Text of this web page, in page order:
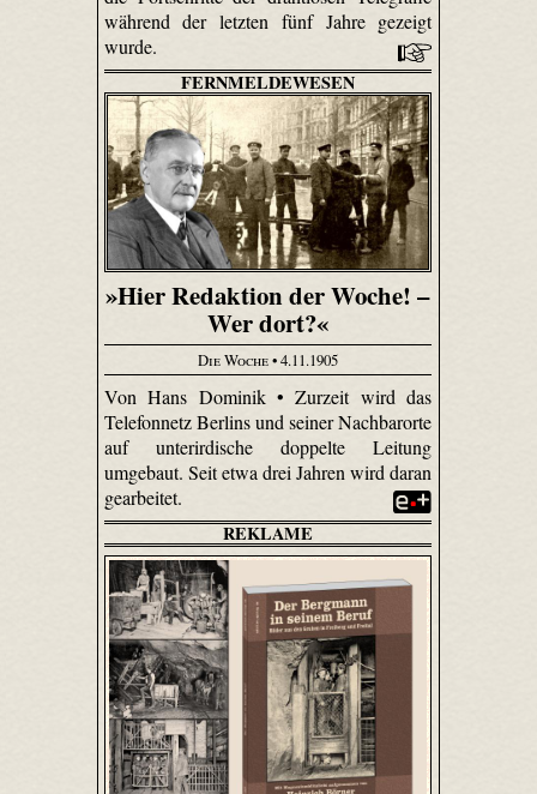
während der letzten fünf Jahre gezeigt
wurde.
FERNMELDEWESEN
»Hier Redaktion der Woche! –
Wer dort?«
Die Woche• 4.11.1905
Von Hans Dominik • Zurzeit wird das
Telefonnetz Berlins und seiner Nachbarorte
auf unterirdische doppelte Leitung
umgebaut. Seit etwa drei Jahren wird daran
gearbeitet.
REKLAME